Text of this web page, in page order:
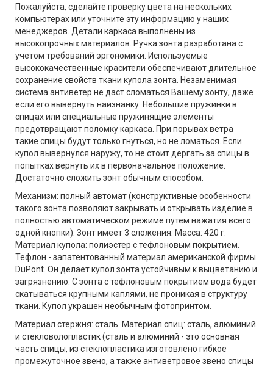
Пожалуйста, сделайте проверку цвета на нескольких
компьютерах или уточните эту информацию у наших
менеджеров. Детали каркаса выполнены из
высокопрочных материалов. Ручка зонта разработана с
учетом требований эргономики. Используемые
высококачественные красители обеспечивают длительное
сохранение свойств ткани купола зонта. Незаменимая
система антиветер не даст сломаться Вашему зонту, даже
если его вывернуть наизнанку. Небольшие пружинки в
спицах или специальные пружинящие элементы
предотвращают поломку каркаса. При порывах ветра
такие спицы будут только гнуться, но не ломаться. Если
купол вывернулся наружу, то не стоит дергать за спицы в
попытках вернуть их в первоначальное положение.
Достаточно сложить зонт обычным способом.
Механизм: полный автомат (конструктивные особенности
такого зонта позволяют закрывать и открывать изделие в
полностью автоматическом режиме путём нажатия всего
одной кнопки). Зонт имеет 3 сложения. Масса: 420 г.
Материал купола: полиэстер с тефлоновым покрытием.
Тефлон - запатентованный материал американской фирмы
DuPont. Он делает купол зонта устойчивым к выцветанию и
загрязнению. С зонта с тефлоновым покрытием вода будет
скатываться крупными каплями, не проникая в структуру
ткани. Купол украшен необычным фотопринтом.
Материал стержня: сталь. Материал спиц: сталь, алюминий
и стекловолопластик (сталь и алюминий - это основная
часть спицы, из стеклопластика изготовлено гибкое
промежуточное звено, а также антиветровое звено спицы